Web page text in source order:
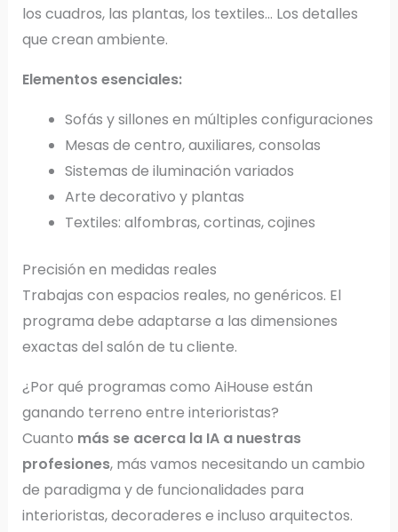
los cuadros, las plantas, los textiles… Los detalles
que crean ambiente.
Elementos esenciales:
Sofás y sillones en múltiples configuraciones
Mesas de centro, auxiliares, consolas
Sistemas de iluminación variados
Arte decorativo y plantas
Textiles: alfombras, cortinas, cojines
Precisión en medidas reales
Trabajas con espacios reales, no genéricos. El
programa debe adaptarse a las dimensiones
exactas del salón de tu cliente.
¿Por qué programas como AiHouse están
ganando terreno entre interioristas?
Cuanto más se acerca la IA a nuestras
profesiones, más vamos necesitando un cambio
de paradigma y de funcionalidades para
interioristas, decoraderes e incluso arquitectos.